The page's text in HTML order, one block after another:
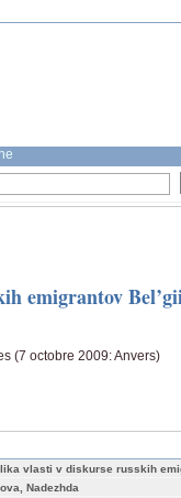
emigrantov
(7 octobre 2009: Anvers)
vlasti v diskurse russkih
Nadezhda